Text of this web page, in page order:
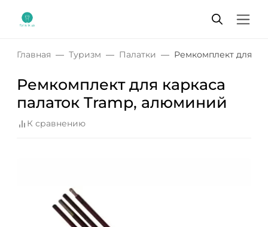
Главная Туризм Палатки Ремкомплект для
Ремкомплект для каркаса
палаток Tramp, алюминий
К сравнению